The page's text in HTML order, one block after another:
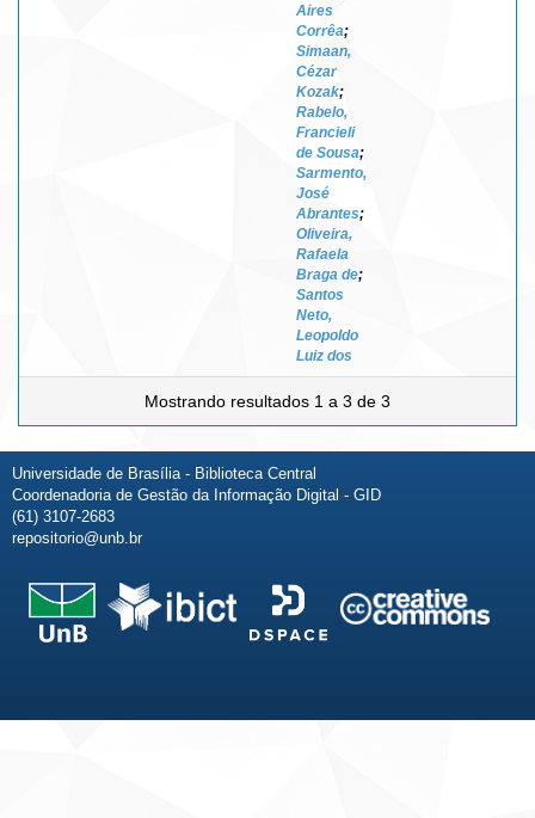
Aires
Corrêa;
Simaan,
Cézar
Kozak;
Rabelo,
Francieli
de Sousa;
Sarmento,
José
Abrantes;
Oliveira,
Rafaela
Braga de;
Santos
Neto,
Leopoldo
Luiz dos
Mostrando resultados 1 a 3 de 3
Universidade de Brasília - Biblioteca Central
Coordenadoria de Gestão da Informação Digital - GID
(61) 3107-2683
repositorio@unb.br